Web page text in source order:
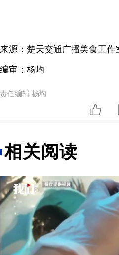
来源：楚天交通广播美食工
编审：杨均
责任编辑 杨均
相关阅读